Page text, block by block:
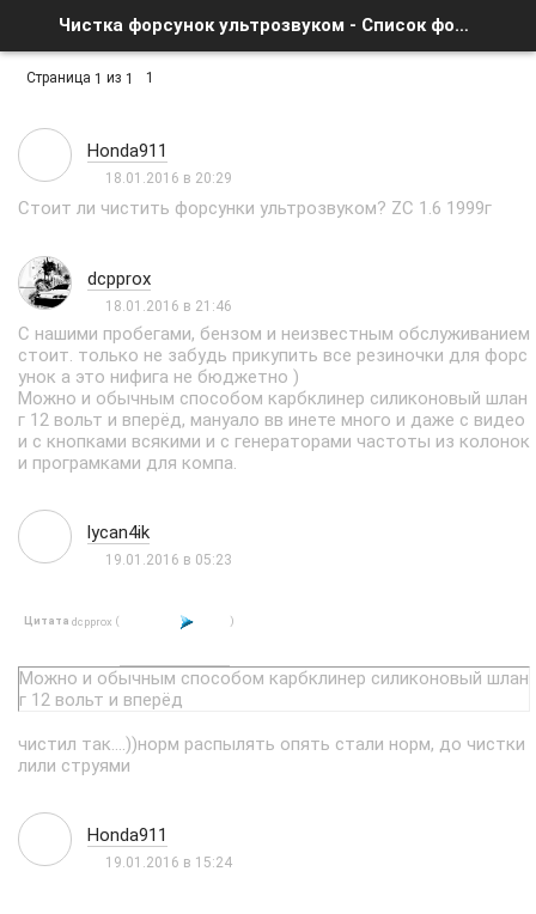
Чистка форсунок ультрозвуком - Список форумов
Страница 1 из 1 1
Honda911
18.01.2016 в 20:29
Стоит ли чистить форсунки ультрозвуком? ZC 1.6 1999г
dcpprox
18.01.2016 в 21:46
С нашими пробегами, бензом и неизвестным обслуживанием
стоит. только не забудь прикупить все резиночки для форс
унок а это нифига не бюджетно )
Можно и обычным способом карбклинер силиконовый шлан
г 12 вольт и вперёд, мануало вв инете много и даже с видео
и с кнопками всякими и с генераторами частоты из колонок
и програмками для компа.
lycan4ik
19.01.2016 в 05:23
Цитата dcpprox ( )
Можно и обычным способом карбклинер силиконовый шлан
г 12 вольт и вперёд
чистил так....))норм распылять опять стали норм, до чистки
лили струями
Honda911
19.01.2016 в 15:24